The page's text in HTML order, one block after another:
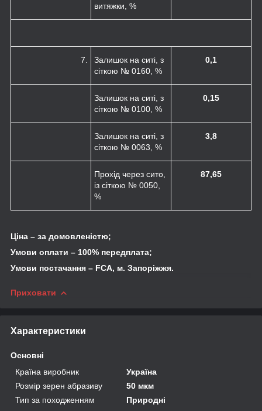
витяжки, %
7.
Залишок на ситі, з
сіткою № 0160, %
0,1
Залишок на ситі, з
сіткою № 0100, %
0,15
Залишок на ситі, з
сіткою № 0063, %
3,8
Прохід через сито,
із сіткою № 0050,
%
87,65
Ціна – за домовленістю;
Умови оплати – 100% передплата;
Умови постачання – FCA, м. Запоріжжя.
Приховати
Характеристики
Основні
Країна виробник
Україна
Розмір зерен абразиву
50 мкм
Тип за походженням
Природні